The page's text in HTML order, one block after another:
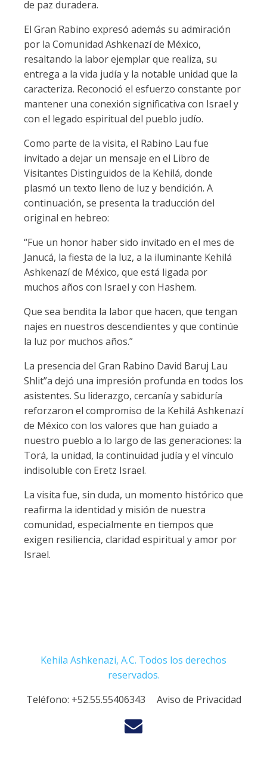
de paz duradera.
El Gran Rabino expresó además su admiración
por la Comunidad Ashkenazí de México,
resaltando la labor ejemplar que realiza, su
entrega a la vida judía y la notable unidad que la
caracteriza. Reconoció el esfuerzo constante por
mantener una conexión significativa con Israel y
con el legado espiritual del pueblo judío.
Como parte de la visita, el Rabino Lau fue
invitado a dejar un mensaje en el Libro de
Visitantes Distinguidos de la Kehilá, donde
plasmó un texto lleno de luz y bendición. A
continuación, se presenta la traducción del
original en hebreo:
“Fue un honor haber sido invitado en el mes de
Janucá, la fiesta de la luz, a la iluminante Kehilá
Ashkenazí de México, que está ligada por
muchos años con Israel y con Hashem.
Que sea bendita la labor que hacen, que tengan
najes en nuestros descendientes y que continúe
la luz por muchos años.”
La presencia del Gran Rabino David Baruj Lau
Shlit”a dejó una impresión profunda en todos los
asistentes. Su liderazgo, cercanía y sabiduría
reforzaron el compromiso de la Kehilá Ashkenazí
de México con los valores que han guiado a
nuestro pueblo a lo largo de las generaciones: la
Torá, la unidad, la continuidad judía y el vínculo
indisoluble con Eretz Israel.
La visita fue, sin duda, un momento histórico que
reafirma la identidad y misión de nuestra
comunidad, especialmente en tiempos que
exigen resiliencia, claridad espiritual y amor por
Israel.
Kehila Ashkenazi, A.C. Todos los derechos
reservados.
Teléfono: +52.55.55406343 Aviso de Privacidad